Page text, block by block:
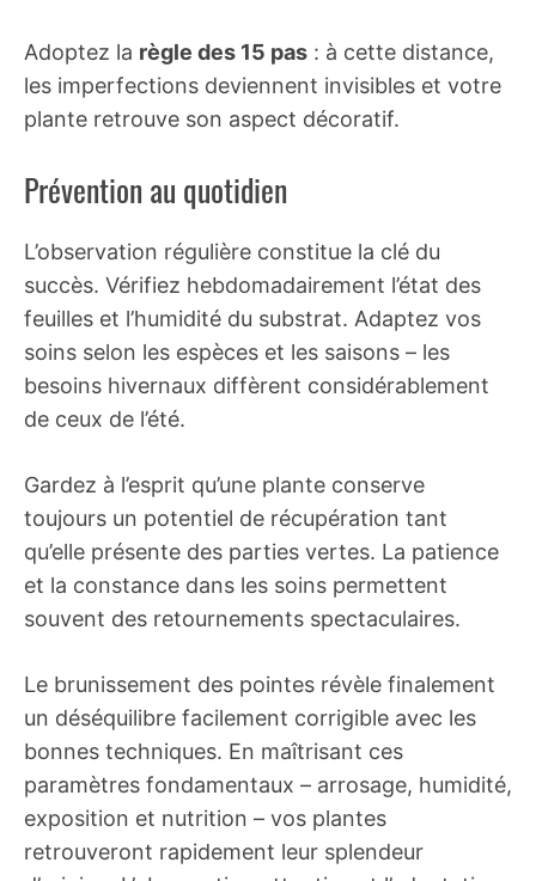
Adoptez la règle des 15 pas : à cette distance,
les imperfections deviennent invisibles et votre
plante retrouve son aspect décoratif.
Prévention au quotidien
L’observation régulière constitue la clé du
succès. Vérifiez hebdomadairement l’état des
feuilles et l’humidité du substrat. Adaptez vos
soins selon les espèces et les saisons – les
besoins hivernaux diffèrent considérablement
de ceux de l’été.
Gardez à l’esprit qu’une plante conserve
toujours un potentiel de récupération tant
qu’elle présente des parties vertes. La patience
et la constance dans les soins permettent
souvent des retournements spectaculaires.
Le brunissement des pointes révèle finalement
un déséquilibre facilement corrigible avec les
bonnes techniques. En maîtrisant ces
paramètres fondamentaux – arrosage, humidité,
exposition et nutrition – vos plantes
retrouveront rapidement leur splendeur